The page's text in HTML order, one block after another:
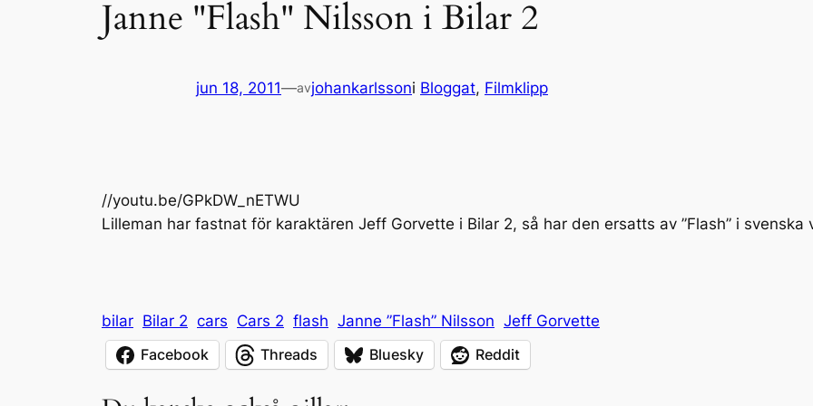
Janne "Flash" Nilsson i Bilar 2
jun 18, 2011—avjohankarlssoni Bloggat, Filmklipp
//youtu.be/GPkDW_nETWU
Lilleman har fastnat för karaktären Jeff Gorvette i Bilar 2, så har den ersatts av ”Flash” i svenska
bilar Bilar 2 cars Cars 2 flash Janne ”Flash” Nilsson Jeff Gorvette
Facebook
Threads Bluesky Reddit